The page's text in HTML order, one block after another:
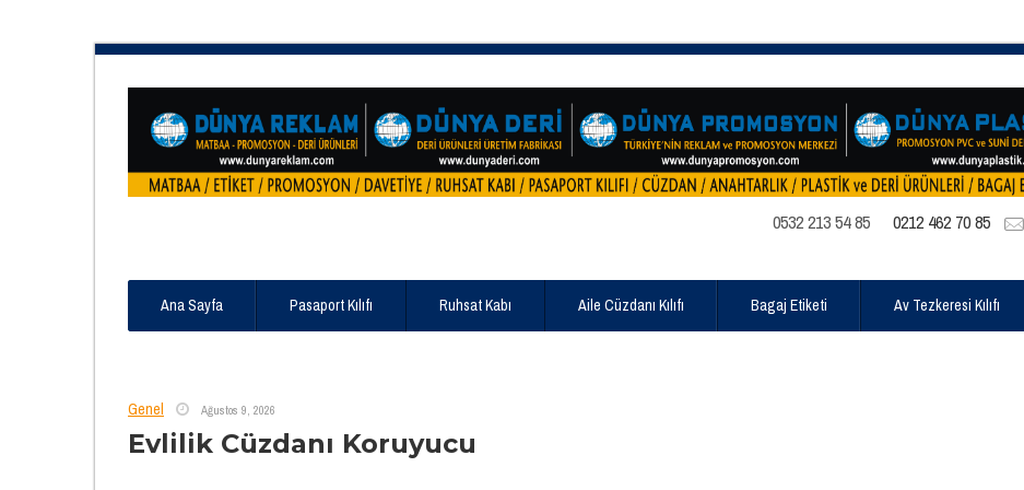
0532 213 54 85 0212 462 70 85
Ana Sayfa Pasaport Kılıfı Ruhsat Kabı Aile Cüzdanı Kılıfı Bagaj Etiketi Av Tezkeresi Kılıfı
Genel Ağustos 9, 2026
Evlilik Cüzdanı Koruyucu